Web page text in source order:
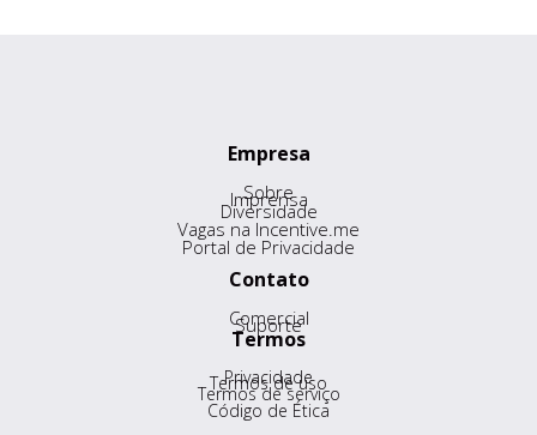
Empresa
Sobre
Imprensa
Diversidade
Vagas na Incentive.me
Portal de Privacidade
Contato
Comercial
Suporte
Termos
Privacidade
Termos de uso
Termos de serviço
Código de Ética